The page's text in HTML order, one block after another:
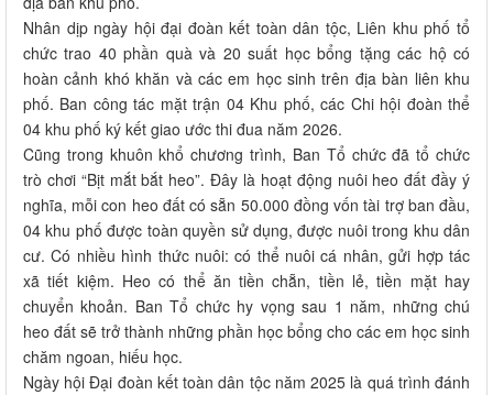
Nhân dịp ngày hội đại đoàn kết toàn dân tộc, Liên khu phố tổ
chức trao 40 phần quà và 20 suất học bổng tặng các hộ có
hoàn cảnh khó khăn và các em học sinh trên địa bàn liên khu
phố. Ban công tác mặt trận 04 Khu phố, các Chi hội đoàn thể
04 khu phố ký kết giao ước thi đua năm 2026.
Cũng trong khuôn khổ chương trình, Ban Tổ chức đã tổ chức
trò chơi “Bịt mắt bắt heo”. Đây là hoạt động nuôi heo đất đầy ý
nghĩa, mỗi con heo đất có sẵn 50.000 đồng vốn tài trợ ban đầu,
04 khu phố được toàn quyền sử dụng, được nuôi trong khu dân
cư. Có nhiều hình thức nuôi: có thể nuôi cá nhân, gửi hợp tác
xã tiết kiệm. Heo có thể ăn tiền chẵn, tiền lẻ, tiền mặt hay
chuyển khoản. Ban Tổ chức hy vọng sau 1 năm, những chú
heo đất sẽ trở thành những phần học bổng cho các em học sinh
chăm ngoan, hiếu học.
Ngày hội Đại đoàn kết toàn dân tộc năm 2025 là quá trình đánh